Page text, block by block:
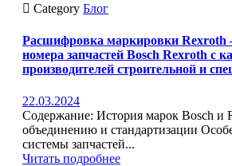
 Category Блог
Расшифровка маркировки Rexroth
номера запчастей Bosch Rexroth с
производителей строительной и
22.03.2024
Содержание: История марок Bosch и
объединению и стандартизации
системы запчастей...
Читать подробнее